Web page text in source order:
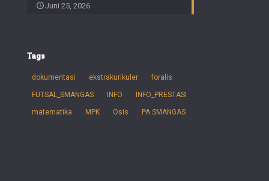
Juni 25, 2026
Tags
dokumentasi ekstrakurikuler foralis
FUTSAL_SMANGAS INFO INFO_PRESTASI
matematika MPK Osis PA SMANGAS